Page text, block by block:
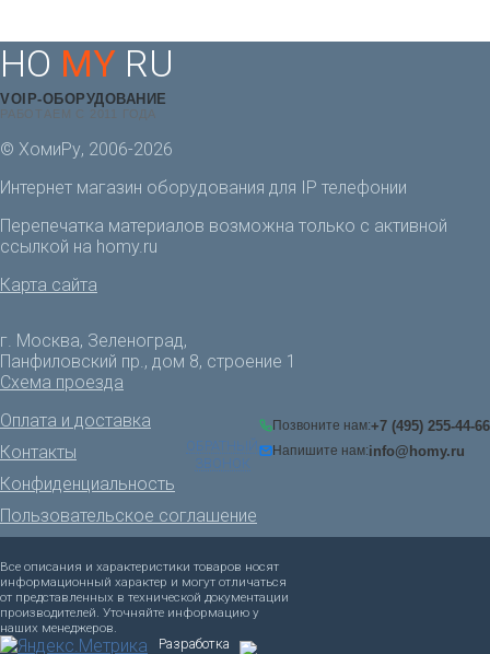
HO MY RU
VOIP-ОБОРУДОВАНИЕ
РАБОТАЕМ С 2011 ГОДА
© ХомиРу, 2006-2026
Интернет магазин оборудования для IP телефонии
Перепечатка материалов возможна только с активной
ссылкой на homy.ru
Карта сайта
г. Москва, Зеленоград,
Панфиловский пр., дом 8, строение 1
Схема проезда
Оплата и доставка
Контакты
Конфиденциальность
Пользовательское соглашение
Позвоните нам:+7 (495) 255-44-66
Напишите нам:info@homy.ru
ОБРАТНЫЙ
ЗВОНОК
Все описания и характеристики товаров носят
информационный характер и могут отличаться
от представленных в технической документации
производителей. Уточняйте информацию у
наших менеджеров.
Разработка